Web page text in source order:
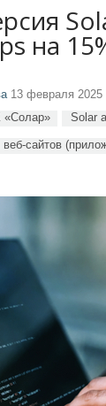
на
13 февраля 2025
«Солар» Solar
сайтов